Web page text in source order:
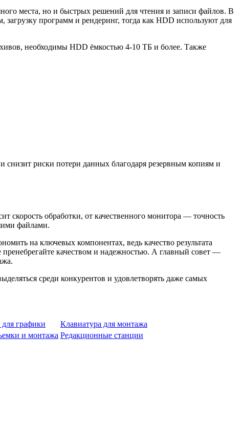
места, но и быстрых решений для чтения и записи файлов. В
программ и рендеринг, тогда как HDD используют для
необходимы HDD ёмкостью 4-10 ТБ и более. Также
риски потери данных благодаря резервным копиям и
скорость обработки, от качественного монитора — точность
файлами.
на ключевых компонентах, ведь качество результата
пренебрегайте качеством и надежностью. А главный совет —
среди конкурентов и удовлетворять даже самых
графики
Клавиатура для монтажа
и монтажа Редакционные станции